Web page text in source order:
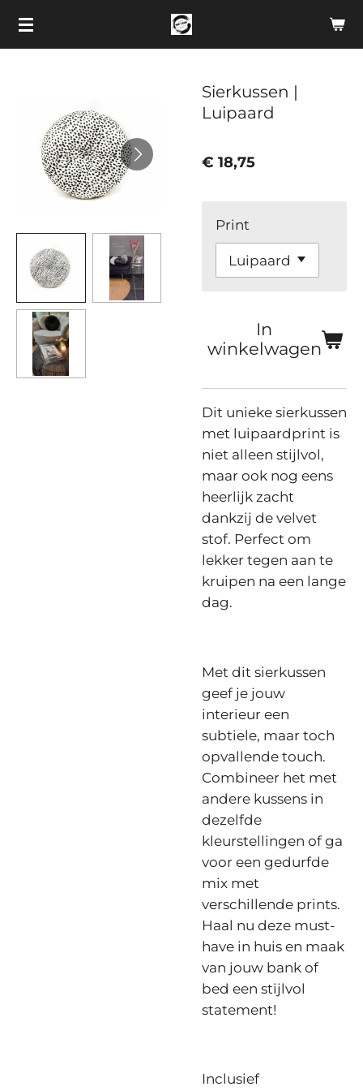
Ga
Sierkussen |
Luipaard
€ 18,75
Print
In
winkelwagen
Dit unieke sierkussen
met luipaardprint is
niet alleen stijlvol,
maar ook nog eens
heerlijk zacht
dankzij de velvet
stof. Perfect om
lekker tegen aan te
kruipen na een lange
dag.
Met dit sierkussen
geef je jouw
interieur een
subtiele, maar toch
opvallende touch.
Combineer het met
andere kussens in
dezelfde
kleurstellingen of ga
voor een gedurfde
mix met
verschillende prints.
Haal nu deze must-
have in huis en maak
van jouw bank of
bed een stijlvol
statement!
Inclusief